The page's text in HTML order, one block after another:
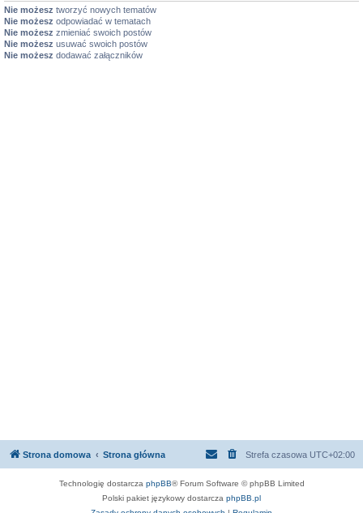
Nie możesz tworzyć nowych tematów
Nie możesz odpowiadać w tematach
Nie możesz zmieniać swoich postów
Nie możesz usuwać swoich postów
Nie możesz dodawać załączników
Strona domowa Strona główna Strefa czasowa UTC+02:00
Technologię dostarcza phpBB® Forum Software © phpBB Limited
Polski pakiet językowy dostarcza phpBB.pl